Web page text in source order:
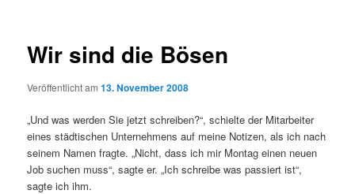
Wir sind die Bösen
Veröffentlicht am13. November 2008
„Und was werden Sie jetzt schreiben?“, schielte der Mitarbeiter
eines städtischen Unternehmens auf meine Notizen, als ich nach
seinem Namen fragte. „Nicht, dass ich mir Montag einen neuen
Job suchen muss“, sagte er. „Ich schreibe was passiert ist“,
sagte ich ihm.